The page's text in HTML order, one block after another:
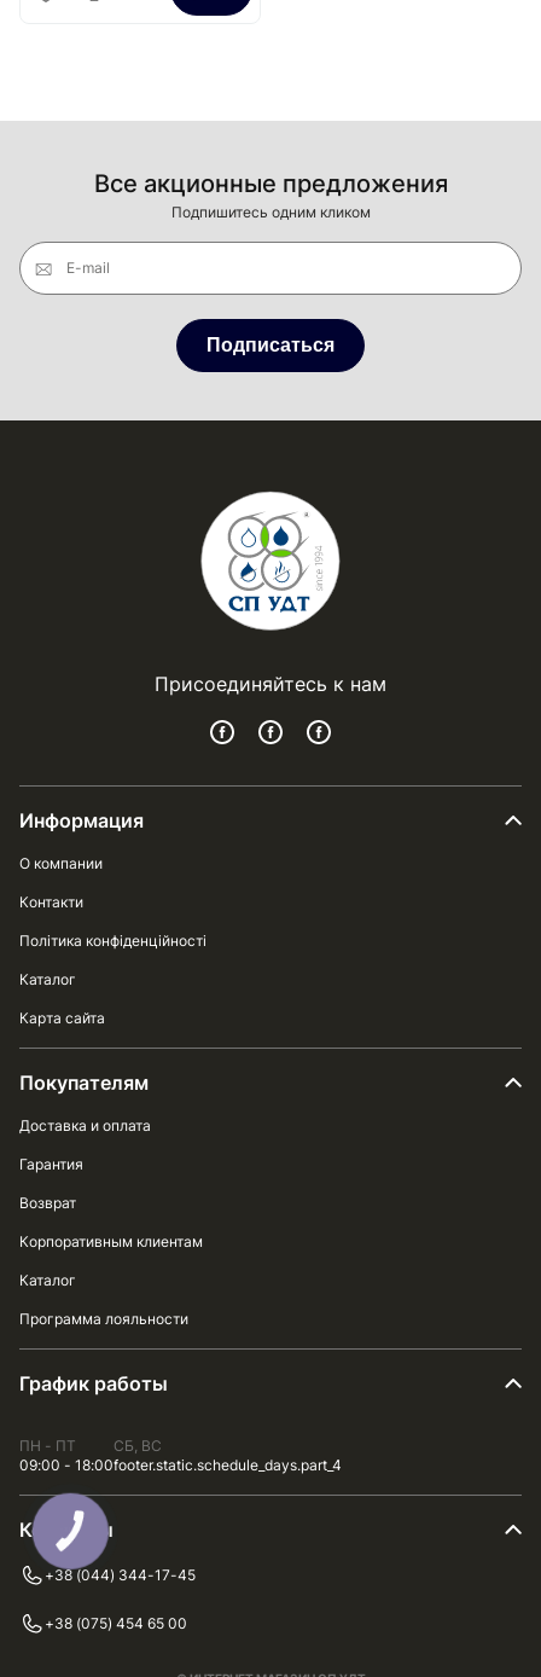
Все акционные предложения
Подпишитесь одним кликом
E-mail
Подписаться
Присоединяйтесь к нам
Информация
О компании
Контакти
Політика конфіденційності
Каталог
Карта сайта
Покупателям
Доставка и оплата
Гарантия
Возврат
Корпоративным клиентам
Каталог
Программа лояльности
График работы
ПН - ПТ
09:00 - 18:00
СБ, ВС
footer.static.schedule_days.part_4
Контакты
+38 (044) 344-17-45
+38 (075) 454 65 00
КНОПКА
ЗВ'ЯЗКУ